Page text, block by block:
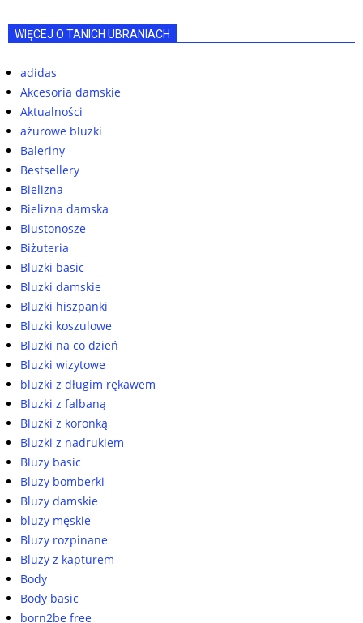
WIĘCEJ O TANICH UBRANIACH
adidas
Akcesoria damskie
Aktualności
ażurowe bluzki
Baleriny
Bestsellery
Bielizna
Bielizna damska
Biustonosze
Biżuteria
Bluzki basic
Bluzki damskie
Bluzki hiszpanki
Bluzki koszulowe
Bluzki na co dzień
Bluzki wizytowe
bluzki z długim rękawem
Bluzki z falbaną
Bluzki z koronką
Bluzki z nadrukiem
Bluzy basic
Bluzy bomberki
Bluzy damskie
bluzy męskie
Bluzy rozpinane
Bluzy z kapturem
Body
Body basic
born2be free